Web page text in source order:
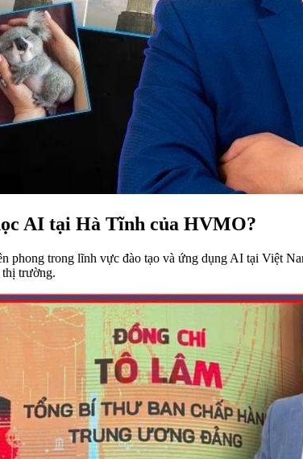
AI tại Hà Tĩnh của HVMO?
phong trong lĩnh vực đào tạo và ứng dụng AI tại Việt
trường.